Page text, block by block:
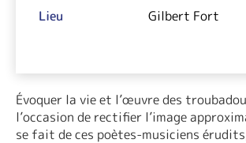
Lieu
Gilbert Fort
Évoquer la vie et l’œuvre des
l’occasion de rectifier l’image
se fait de ces poètes-musiciens